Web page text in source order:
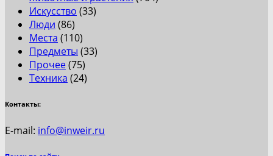
Искусство (33)
Люди (86)
Места (110)
Предметы (33)
Прочее(75)
Техника (24)
Контакты:
E-mail: info@inweir.ru